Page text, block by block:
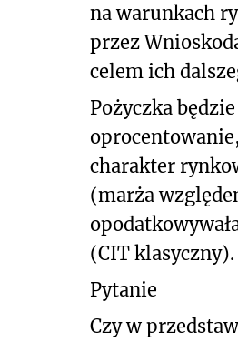
na warunkach
przez
celem ich
Pożyczka
charakter
(marża
(CIT klasyczny).
Pytanie
Czy w